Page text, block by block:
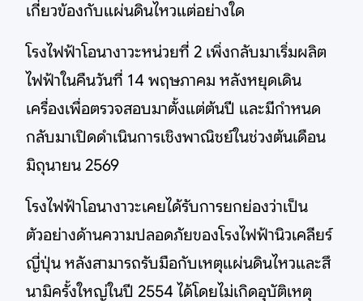
เกี่ยวข้องกับแผ่นดินไหวแต่อย่างใด
โรงไฟฟ้าโอนางาวะหน่วยที่ 2 เพิ่งกลับมาเริ่มผลิต
ไฟฟ้าในคืนวันที่ 14 พฤษภาคม หลังหยุดเดิน
เครื่องเพื่อตรวจสอบมาตั้งแต่ต้นปี และมีกำหนด
กลับมาเปิดดำเนินการเชิงพาณิชย์ในช่วงต้นเดือน
มิถุนายน 2569
โรงไฟฟ้าโอนางาวะเคยได้รับการยกย่องว่าเป็น
ตัวอย่างด้านความปลอดภัยของโรงไฟฟ้านิวเคลียร์
ญี่ปุ่น หลังสามารถรับมือกับเหตุแผ่นดินไหวและสึ
นามิครั้งใหญ่ในปี 2554 ได้โดยไม่เกิดอุบัติเหตุ